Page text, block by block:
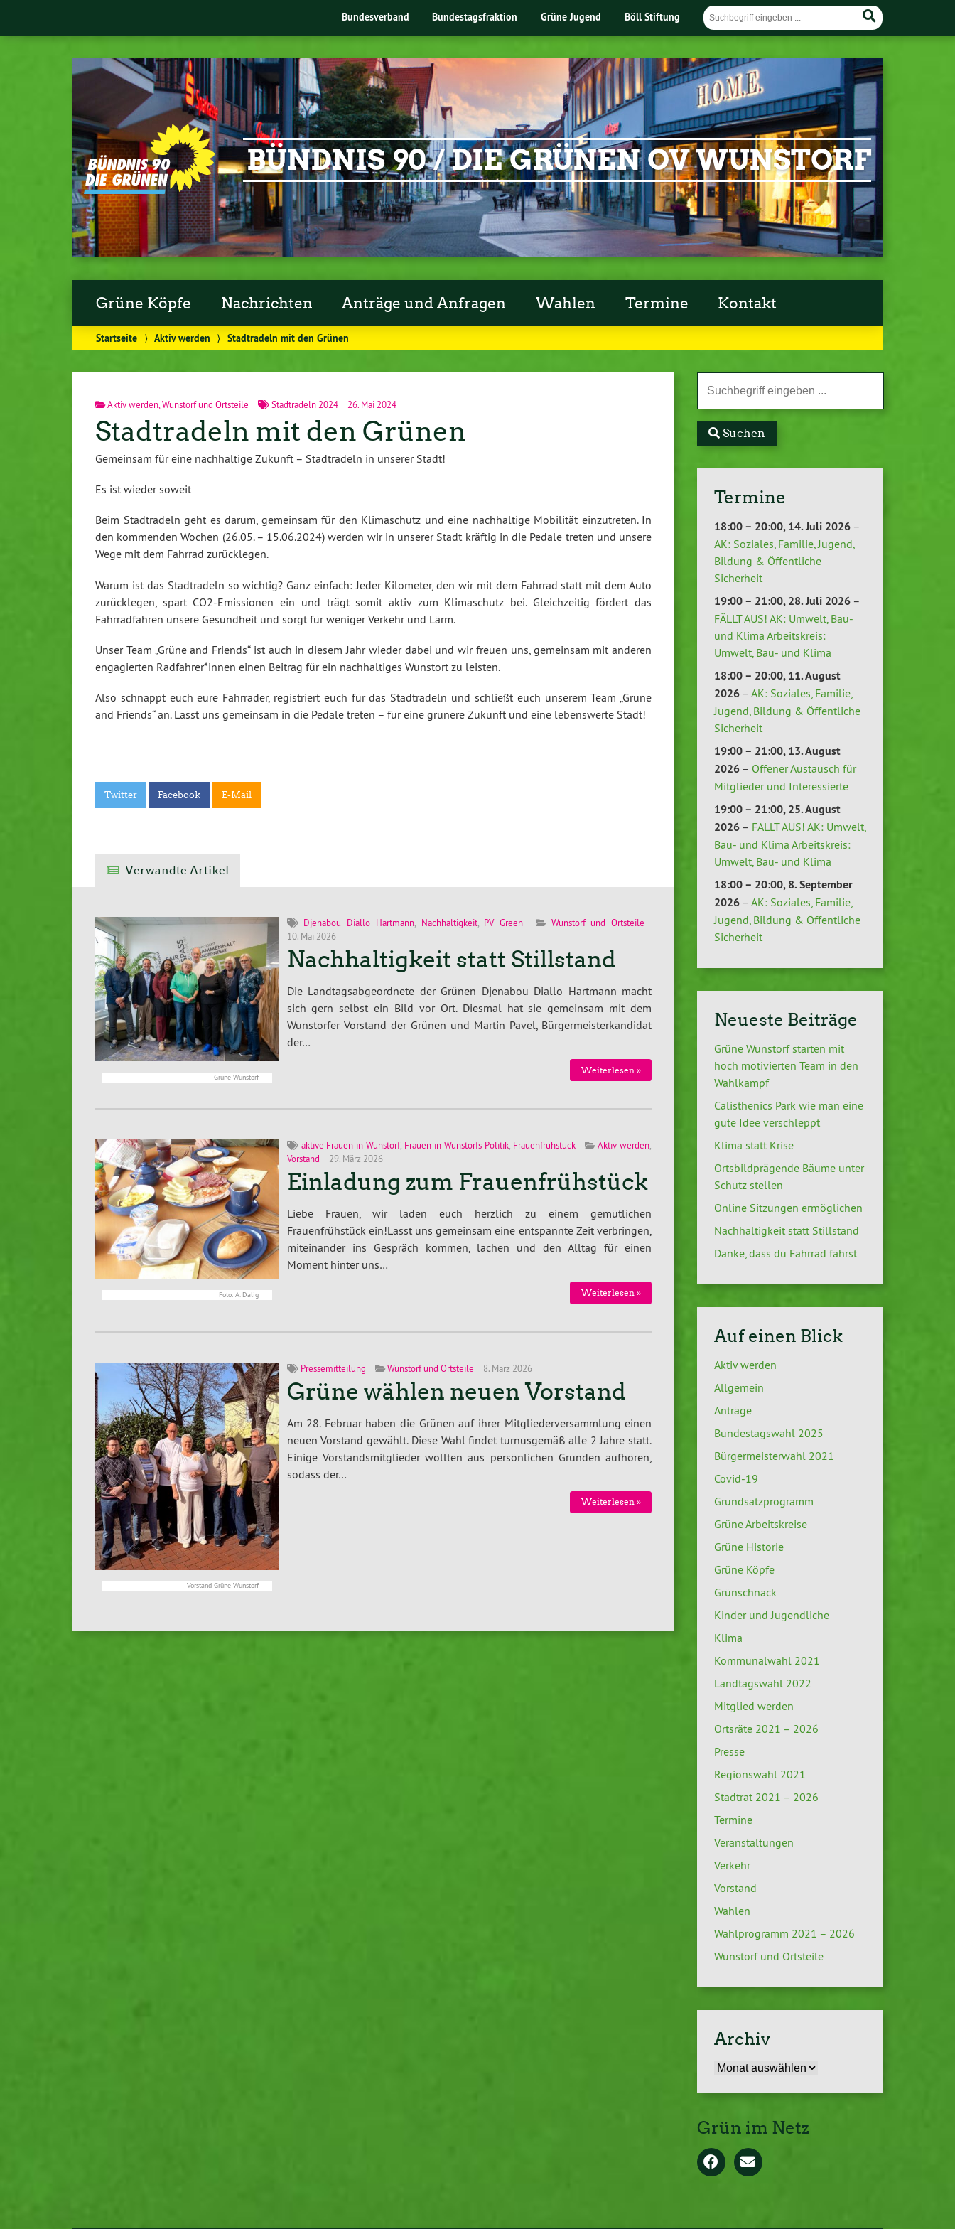
Bundesverband Bundestagsfraktion Grüne Jugend Böll Stiftung
BÜNDNIS 90 / DIE GRÜNEN OV WUNSTORF
Grüne Köpfe Nachrichten Anträge und Anfragen Wahlen Termine Kontakt
Startseite ⟩ Aktiv werden ⟩ Stadtradeln mit den Grünen
Aktiv werden Wunstorf und Ortsteile Stadtradeln 2024 26. Mai 2024
Stadtradeln mit den Grünen
Gemeinsam für eine nachhaltige Zukunft – Stadtradeln in unserer Stadt!
Es ist wieder soweit
Beim Stadtradeln geht es darum, gemeinsam für den Klimaschutz und eine nachhaltige Mobilität einzutreten. In
den kommenden Wochen (26.05. – 15.06.2024) werden wir in unserer Stadt kräftig in die Pedale treten und unsere
Wege mit dem Fahrrad zurücklegen.
Warum ist das Stadtradeln so wichtig? Ganz einfach: Jeder Kilometer, den wir mit dem Fahrrad statt mit dem Auto
zurücklegen, spart CO2-Emissionen ein und trägt somit aktiv zum Klimaschutz bei. Gleichzeitig fördert das
Fahrradfahren unsere Gesundheit und sorgt für weniger Verkehr und Lärm.
Unser Team „Grüne and Friends“ ist auch in diesem Jahr wieder dabei und wir freuen uns, gemeinsam mit anderen
engagierten Radfahrer*innen einen Beitrag für ein nachhaltiges Wunstort zu leisten.
Also schnappt euch eure Fahrräder, registriert euch für das Stadtradeln und schließt euch unserem Team „Grüne
and Friends“ an. Lasst uns gemeinsam in die Pedale treten – für eine grünere Zukunft und eine lebenswerte Stadt!
Twitter Facebook E-Mail
Verwandte Artikel
Grüne Wunstorf
Djenabou Diallo Hartmann, Nachhaltigkeit, PV Green
Wunstorf und Ortsteile
10. Mai 2026
Nachhaltigkeit statt Stillstand
Die Landtagsabgeordnete der Grünen Djenabou Diallo Hartmann macht
sich gern selbst ein Bild vor Ort. Diesmal hat sie gemeinsam mit dem
Wunstorfer Vorstand der Grünen und Martin Pavel, Bürgermeisterkandidat
der…
Weiterlesen »
Foto: A. Dalig
aktive Frauen in Wunstorf, Frauen in Wunstorfs Politik, Frauenfrühstück Aktiv werden,
Vorstand
29. März 2026
Einladung zum Frauenfrühstück
Liebe Frauen, wir laden euch herzlich zu einem gemütlichen
Frauenfrühstück ein!Lasst uns gemeinsam eine entspannte Zeit verbringen,
miteinander ins Gespräch kommen, lachen und den Alltag für einen
Moment hinter uns…
Weiterlesen »
Vorstand Grüne Wunstorf
Pressemitteilung Wunstorf und Ortsteile 8. März 2026
Grüne wählen neuen Vorstand
Am 28. Februar haben die Grünen auf ihrer Mitgliederversammlung einen
neuen Vorstand gewählt. Diese Wahl findet turnusgemäß alle 2 Jahre statt.
Einige Vorstandsmitglieder wollten aus persönlichen Gründen aufhören,
sodass der…
Weiterlesen »
Suchen
Termine
18:00 – 20:00,14. Juli 2026–
AK: Soziales, Familie, Jugend,
Bildung & Öffentliche
Sicherheit
19:00 – 21:00,28. Juli 2026–
FÄLLT AUS! AK: Umwelt, Bau-
und Klima Arbeitskreis:
Umwelt, Bau- und Klima
18:00 – 20:00,11. August
2026– AK: Soziales, Familie,
Jugend, Bildung & Öffentliche
Sicherheit
19:00 – 21:00,13. August
2026– Offener Austausch für
Mitglieder und Interessierte
19:00 – 21:00,25. August
2026– FÄLLT AUS! AK: Umwelt,
Bau- und Klima Arbeitskreis:
Umwelt, Bau- und Klima
18:00 – 20:00,8. September
2026– AK: Soziales, Familie,
Jugend, Bildung & Öffentliche
Sicherheit
Neueste Beiträge
Grüne Wunstorf starten mit
hoch motivierten Team in den
Wahlkampf
Calisthenics Park wie man eine
gute Idee verschleppt
Klima statt Krise
Ortsbildprägende Bäume unter
Schutz stellen
Online Sitzungen ermöglichen
Nachhaltigkeit statt Stillstand
Danke, dass du Fahrrad fährst
Auf einen Blick
Aktiv werden
Allgemein
Anträge
Bundestagswahl 2025
Bürgermeisterwahl 2021
Covid-19
Grundsatzprogramm
Grüne Arbeitskreise
Grüne Historie
Grüne Köpfe
Grünschnack
Kinder und Jugendliche
Klima
Kommunalwahl 2021
Landtagswahl 2022
Mitglied werden
Ortsräte 2021 – 2026
Presse
Regionswahl 2021
Stadtrat 2021 – 2026
Termine
Veranstaltungen
Verkehr
Vorstand
Wahlen
Wahlprogramm 2021 – 2026
Wunstorf und Ortsteile
Archiv
Archiv
Grün im Netz